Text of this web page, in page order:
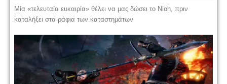
Μία «τελευταία ευκαιρία» θέλει να μας δώσει το Nioh, πριν
καταλήξει στα ράφια των καταστημάτων